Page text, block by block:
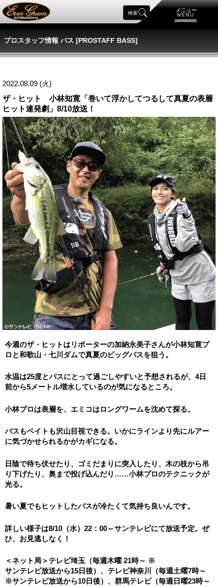
メニュー
MENU
検索
プロスタッフ情報 バス [PROSTAFF BASS]
2022.08.09 (火)
ザ・ヒット 小林知寛「巻いて浮かしてつるして真夏の表層
ヒット連発劇」8/10放送！
今週のザ・ヒットはリポーターの加納永美子さんが小林知寛プ
ロと和歌山・ 七川ダムで真夏のビッグバスを狙う。
水温は25度とバスにとって過ごしやすいと予想されるが、 4日
前から5メートル増水しているのが気になるところ。
小林プロは表層を、エミコはロングワームを沈めて探る。
バスもベイトも沢山目視できる。 いかにラインより先にルアー
に気づかせられるかがカギになる。
日陰で待ち伏せたり、ゴミだまりに突入したり、 木の枝から吊
り下げたり、奥まで投げ込んだり……小林プロのテクニックが
光る。
暑い夏でもヒットしたバスが冷たくて気持ち良いんです。
詳しい様子は8/10（水）22：00～サンテレビにて放送予定。ぜ
ひ、お見逃しなく！
＜ネット局＞テレビ埼玉（毎週木曜 21時～ ※
サンテレビ放送から15日後）、テレビ神奈川（毎週土曜7時～
※サンテレビ放送から10日後）、群馬テレビ（毎週日曜23時～